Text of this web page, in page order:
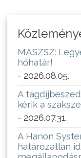
MASZSZ:
hőhatár!
- 2026.08.05.
A
kérik a
- 2026.07.31.
A Hanon
határozatlan